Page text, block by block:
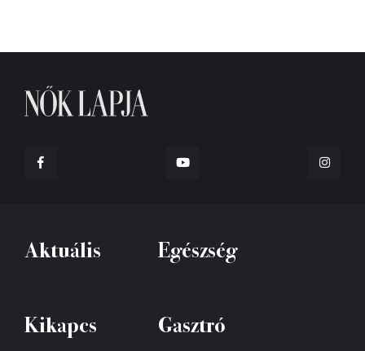
Aktuális Egészség
Kikapcs Gasztró